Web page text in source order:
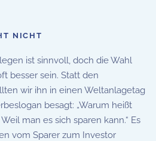
NICHT
ist sinnvoll, doch die Wahl
besser sein. Statt den
wir ihn in einen Weltanlagetag
besagt: „Warum heißt
man es sich sparen kann.“ Es
vom Sparer zum Investor